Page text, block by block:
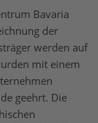
Bavaria
der
werden auf
mit einem
geehrt. Die